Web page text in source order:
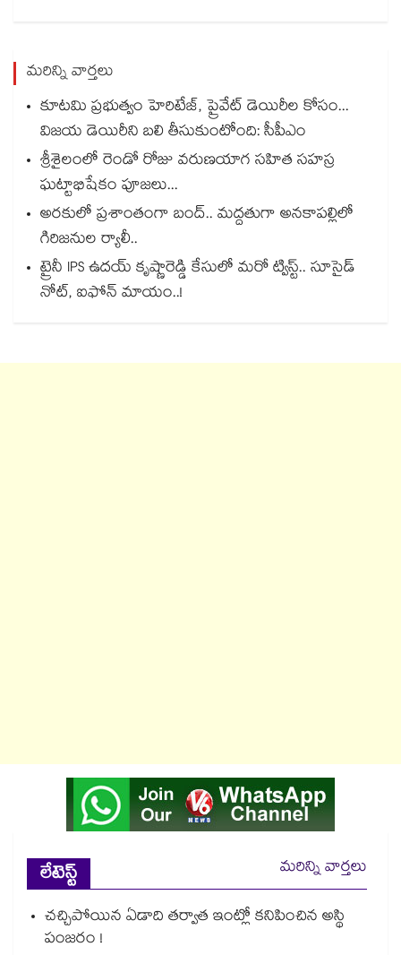
మరిన్ని వార్తలు
కూటమి ప్రభుత్వం హెరిటేజ్, ప్రైవేట్ డెయిరీల కోసం...
విజయ డెయిరీని బలి తీసుకుంటోంది: సీపీఎం
శ్రీశైలంలో రెండో రోజు వరుణయాగ సహిత సహస్ర
ఘట్టాభిషేకం పూజలు...
అరకులో ప్రశాంతంగా బంద్.. మద్దతుగా అనకాపల్లిలో
గిరిజనుల ర్యాలీ..
ట్రైనీ IPS ఉదయ్‌ కృష్ణారెడ్డి కేసులో మరో ట్విస్ట్.. సూసైడ్‌
నోట్‌, ఐఫోన్‌ మాయం..!
లేటెస్ట్
మరిన్ని వార్తలు
చచ్చిపోయిన ఏడాది తర్వాత ఇంట్లో కనిపించిన అస్థి
పంజరం !